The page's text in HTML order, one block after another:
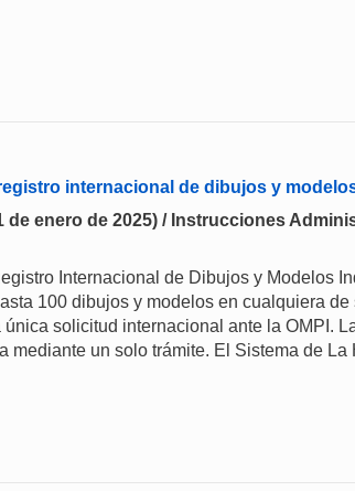
internacional de dibujos y
de enero de 2025) / Instrucciones
Internacional de Dibujos y Modelos
100 dibujos y modelos en cualquiera de
solicitud internacional ante la OMPI.
mediante un solo trámite. El Sistema de La